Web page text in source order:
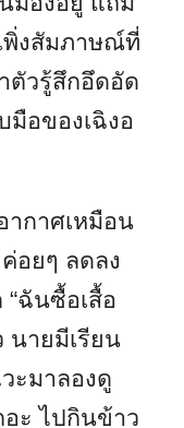
พิ่งสัมภาษณ์ที่
ตัวรู้สึกอึดอัด
มือของเฉิงอ
ากาศเหมือน
อยๆ ลดลง
ฉันซื้อเสื้อ
นายมีเรียน
ะมาลองดู
อะ ไปกินข้าว